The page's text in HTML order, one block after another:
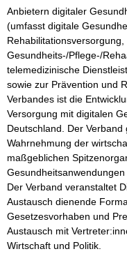
Anbietern digitaler
(umfasst digitale
Rehabilitationsversorgung,
Gesundheits-/Pflege-/
telemedizinische
sowie zur Prävention und
Verbandes ist die
Versorgung mit digitalen
Deutschland. Der
Wahrnehmung der
maßgeblichen
Gesundheitsanwendungen
Der Verband veranstaltet
Austausch dienende
Gesetzesvorhaben und
Austausch mit
Wirtschaft und Politik.